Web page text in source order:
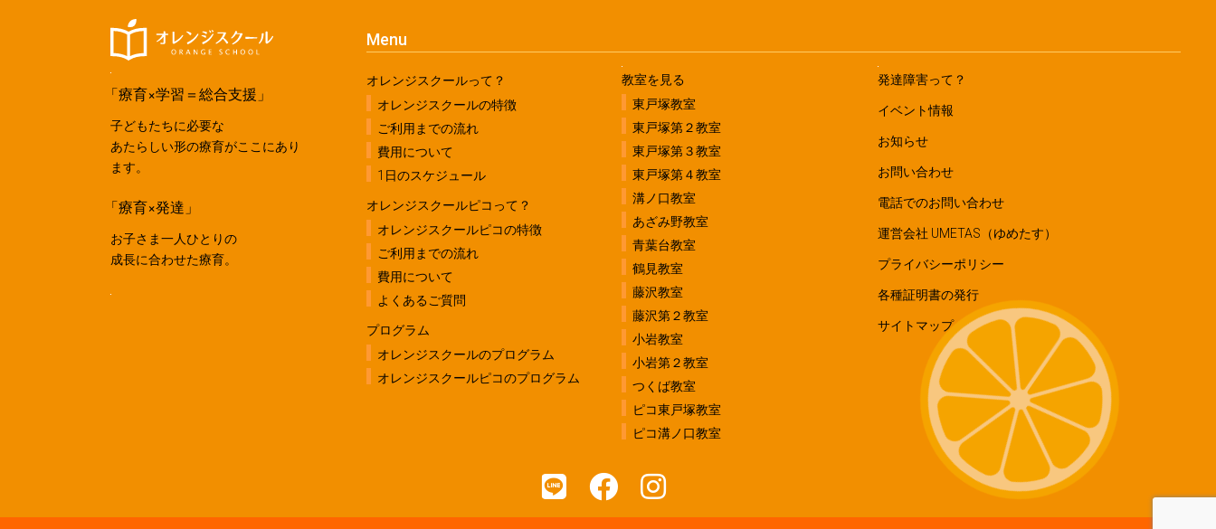
「療育×学習＝総合支援」
子どもたちに必要な
あたらしい形の療育がここにあり
ます。
「療育×発達」
お子さま一人ひとりの
成長に合わせた療育。
Menu
オレンジスクールって？
オレンジスクールの特徴
ご利用までの流れ
費用について
1日のスケジュール
オレンジスクールピコって？
オレンジスクールピコの特徴
ご利用までの流れ
費用について
よくあるご質問
プログラム
オレンジスクールのプログラム
オレンジスクールピコのプログラム
教室を見る
東戸塚教室
東戸塚第２教室
東戸塚第３教室
東戸塚第４教室
溝ノ口教室
あざみ野教室
青葉台教室
鶴見教室
藤沢教室
藤沢第２教室
小岩教室
小岩第２教室
つくば教室
ピコ東戸塚教室
ピコ溝ノ口教室
発達障害って？
イベント情報
お知らせ
お問い合わせ
電話でのお問い合わせ
運営会社 UMETAS（ゆめたす）
プライバシーポリシー
各種証明書の発行
サイトマップ